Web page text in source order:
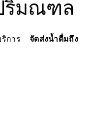
ริมณฑล
บริการจัดส่งน้ำดื่มถึง